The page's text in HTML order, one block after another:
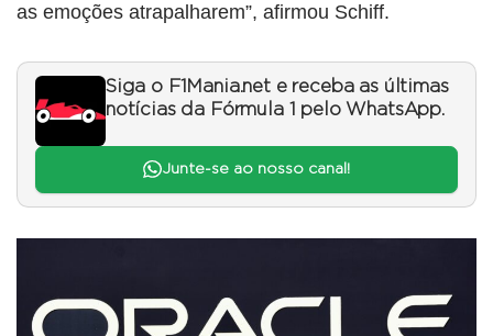
as emoções atrapalharem”, afirmou Schiff.
Siga o F1Mania.net e receba as últimas
notícias da Fórmula 1 pelo WhatsApp.
Junte-se ao nosso canal!